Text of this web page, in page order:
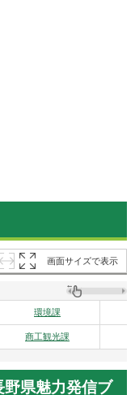
画面サイズで表示
環境課
商工観光課
県魅力発信ブ